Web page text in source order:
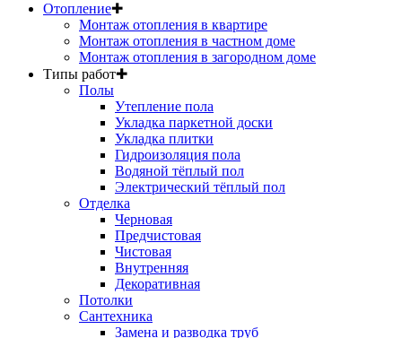
Отопление✚
Монтаж отопления в квартире
Монтаж отопления в частном доме
Монтаж отопления в загородном доме
Типы работ✚
Полы
Утепление пола
Укладка паркетной доски
Укладка плитки
Гидроизоляция пола
Водяной тёплый пол
Электрический тёплый пол
Отделка
Черновая
Предчистовая
Чистовая
Внутренняя
Декоративная
Потолки
Сантехника
Замена и разводка труб